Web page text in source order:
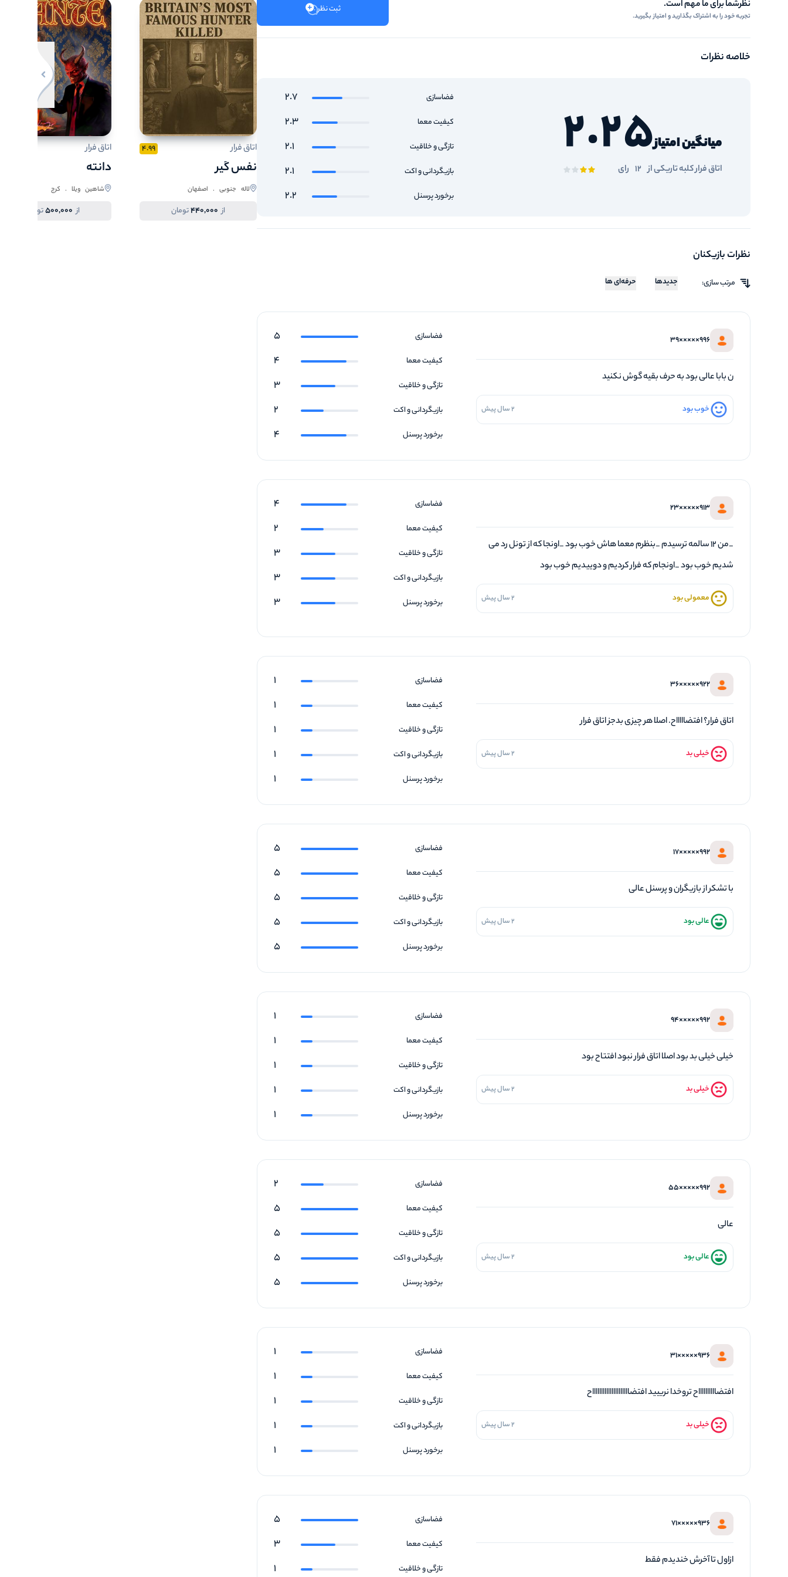
نظرشما برای ما مهم است.
تجربه خود را به اشتراک بگذارید و امتیاز بگیرید.
ثبت نظر
خلاصه نظرات
میانگین امتیاز2.25اتاق فرار کلبه تاریکی از 12 رای
فضاسازی 2.7
کیفیت معما 2.3
تازگی و خلاقیت 2.1
بازیگردانی و اکت 2.1
برخورد پرسنل 2.2
نظرات بازیکنان
مرتب سازی: جدیدها حرفه‌ای ها
996×××××39
ن بابا عالی بود به حرف بقیه گوش نکنید
خوب بود 2 سال پیش
فضاسازی 5
کیفیت معما 4
تازگی و خلاقیت 3
بازیگردانی و اکت 2
برخورد پرسنل 4
913×××××23
_من ۱۲ سالمه ترسیدم _بنظرم معما هاش خوب بود _اونجا که از تونل رد می
شدیم خوب بود _اونجام که فرار کردیم و دوییدیم خوب بود
معمولی بود 2 سال پیش
فضاسازی 4
کیفیت معما 2
تازگی و خلاقیت 3
بازیگردانی و اکت 3
برخورد پرسنل 3
922×××××36
اتاق فرار؟ افتضاااااح. اصلا هر چیزی بدجز اتاق فرار
خیلی بد 2 سال پیش
فضاسازی 1
کیفیت معما 1
تازگی و خلاقیت 1
بازیگردانی و اکت 1
برخورد پرسنل 1
992×××××17
با تشکر از بازیگران و پرسنل عالی
عالی بود 2 سال پیش
فضاسازی 5
کیفیت معما 5
تازگی و خلاقیت 5
بازیگردانی و اکت 5
برخورد پرسنل 5
992×××××94
خیلی خیلی بد بود اصلا اتاق فرار نبود افتتاح بود
خیلی بد 2 سال پیش
فضاسازی 1
کیفیت معما 1
تازگی و خلاقیت 1
بازیگردانی و اکت 1
برخورد پرسنل 1
992×××××55
عالی
عالی بود 2 سال پیش
فضاسازی 2
کیفیت معما 5
تازگی و خلاقیت 5
بازیگردانی و اکت 5
برخورد پرسنل 5
936×××××31
افتضااااااااااح تروخدا نرییید افتضاااااااااااااااااااااح
خیلی بد 2 سال پیش
فضاسازی 1
کیفیت معما 1
تازگی و خلاقیت 1
بازیگردانی و اکت 1
برخورد پرسنل 1
936×××××71
ازاول تا آخرش خندیدم فقط
فضاسازی 5
کیفیت معما 3
تازگی و خلاقیت 1
امروز تکمیله
مدت زمان سانس 90
میزان سختی 3
4
ظرفیت هر سانس 5
10نفر
اتاق فرار 4.99
نفس گیر
لاله جنوبی . اصفهان
از 440,000تومان
امروز تکمیله
مدت زمان سانس
میزان سختی
ظرفیت هر سانس
اتاق فرار
دانته
شاهین ویلا . کرج
از 500,000تومان